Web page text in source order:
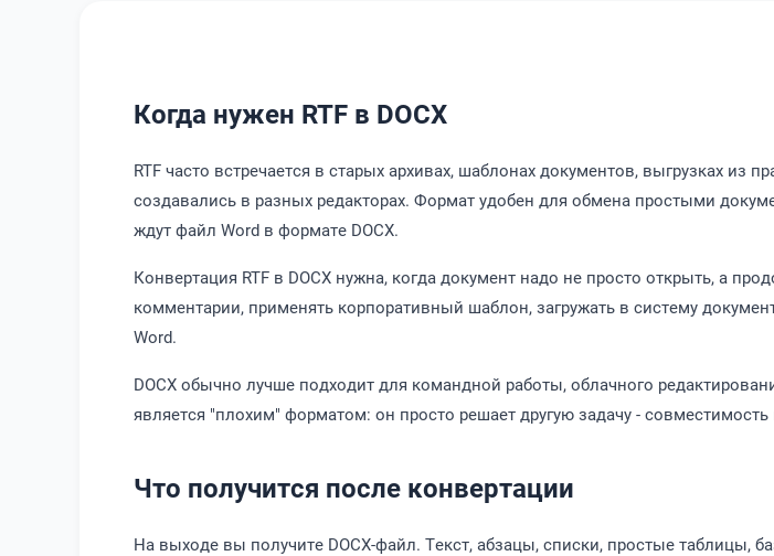
Когда нужен RTF в DOCX
RTF часто встречается в старых архивах, шаблонах документов, выгрузках из
создавались в разных редакторах. Формат удобен для обмена простыми
ждут файл Word в формате DOCX.
Конвертация RTF в DOCX нужна, когда документ надо не просто открыть, а
комментарии, применять корпоративный шаблон, загружать в систему
Word.
DOCX обычно лучше подходит для командной работы, облачного
является "плохим" форматом: он просто решает другую задачу -
Что получится после конвертации
На выходе вы получите DOCX-файл. Текст, абзацы, списки, простые таблицы,